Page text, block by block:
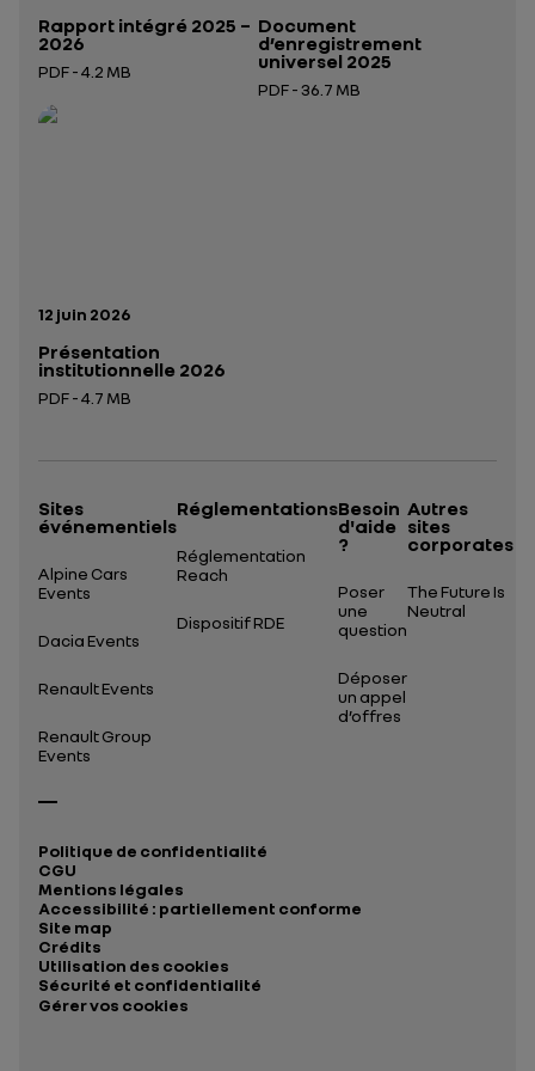
Rapport intégré 2025 –
2026
PDF - 4.2 MB
Ouverture dans un nouvel onglet
Document
d’enregistrement
universel 2025
PDF - 36.7 MB
Date de publication:
12 juin 2026
Présentation
institutionnelle 2026
PDF - 4.7 MB
Sites
événementiels
Alpine Cars
Events
Dacia Events
Renault Events
Renault Group
Events
Réglementations
Réglementation
Reach
Dispositif RDE
Besoin
d'aide
?
Poser
une
question
Déposer
un appel
d’offres
Autres
sites
corporates
The Future Is
Neutral
Politique de confidentialité
CGU
Mentions légales
Accessibilité : partiellement conforme
Site map
Crédits
Utilisation des cookies
Sécurité et confidentialité
Gérer vos cookies